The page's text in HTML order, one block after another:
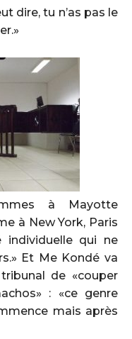
dire, tu n’as pas le
à Mayotte
à New York, Paris
individuelle qui ne
Et Me Kondé va
de «couper
: «ce genre
mais après